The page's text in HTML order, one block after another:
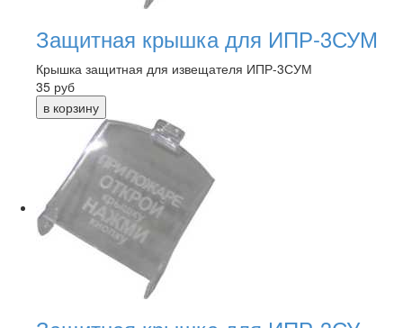
Защитная крышка для ИПР-3СУМ
Крышка защитная для извещателя ИПР-3СУМ
35 руб